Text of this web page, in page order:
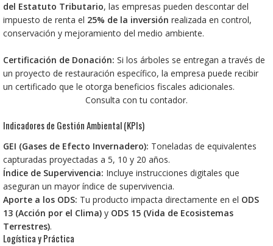
del Estatuto Tributario, las empresas pueden descontar del
impuesto de renta el 25% de la inversión realizada en control,
conservación y mejoramiento del medio ambiente.
Certificación de Donación: Si los árboles se entregan a través de
un proyecto de restauración específico, la empresa puede recibir
un certificado que le otorga beneficios fiscales adicionales.
Consulta con tu contador.
Indicadores de Gestión Ambiental (KPIs)
GEI (Gases de Efecto Invernadero): Toneladas de equivalentes
capturadas proyectadas a 5, 10 y 20 años.
Índice de Supervivencia: Incluye instrucciones digitales que
aseguran un mayor índice de supervivencia.
Aporte a los ODS: Tu producto impacta directamente en el ODS
13 (Acción por el Clima) y ODS 15 (Vida de Ecosistemas
Terrestres).
Logística y Práctica